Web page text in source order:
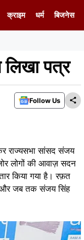
क्राइम धर्म बिजनेस
पत्र
Follow Us
राज्यसभा सांसद संजय
लोगों की आवाज़ सदन
किया गया है। रफ़त
और जब तक संजय सिंह